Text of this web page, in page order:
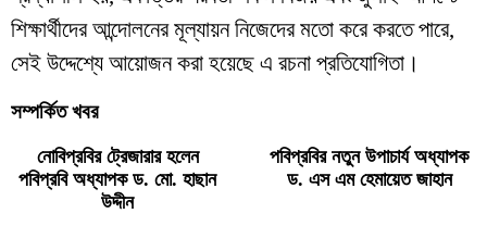
শিক্ষার্থীদের আন্দোলনের মূল্যায়ন নিজেদের মতো করে করতে পারে,
সেই উদ্দেশ্যে আয়োজন করা হয়েছে এ রচনা প্রতিযোগিতা।
সম্পর্কিত খবর
নোবিপ্রবির ট্রেজারার হলেন
পবিপ্রবি অধ্যাপক ড. মো. হাছান
উদ্দীন
পবিপ্রবির নতুন উপাচার্য অধ্যাপক
ড. এস এম হেমায়েত জাহান